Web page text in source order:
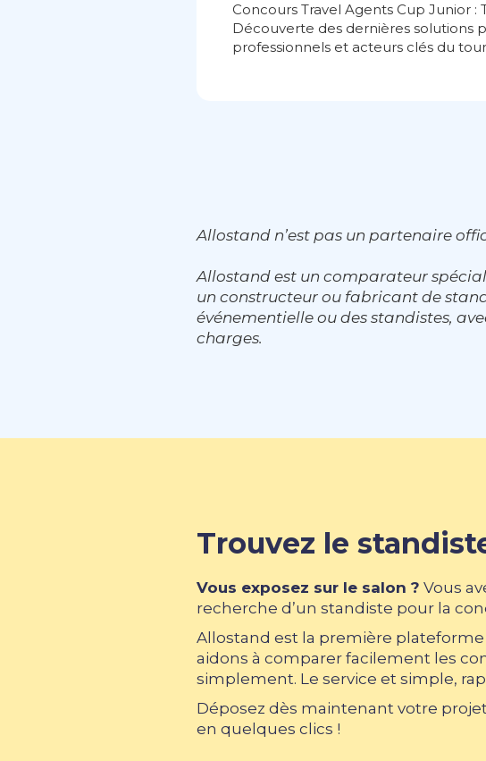
Concours Travel Agents Cup Junior
Découverte des dernières solutions
professionnels et acteurs clés du
Allostand n’est pas un partenaire
Allostand est un comparateur
un constructeur ou fabricant de
événementielle ou des standistes,
charges.
Trouvez le
Vous exposez sur le salon ? Vous
recherche d’un standiste pour la
Allostand est la première
aidons à comparer facilement les
simplement. Le service et simple,
Déposez dès maintenant votre
en quelques clics !